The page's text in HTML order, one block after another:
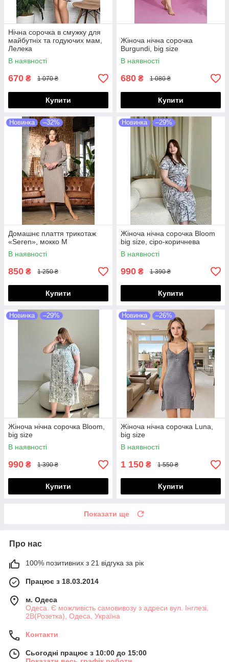
Нічна сорочка в смужку для
майбутніх та годуючих мам,
Лелека
В наявності
670 ₴ 1 070 ₴
Купити
Жіноча нічна сорочка
Burgundi, big size
В наявності
680 ₴ 1 080 ₴
Купити
Новинка –32%
Домашнє плаття трикотаж
«Seren», мокко M
В наявності
850 ₴ 1 250 ₴
Купити
Новинка –29%
Жіноча нічна сорочка Bloom
big size, сіро-коричнева
В наявності
990 ₴ 1 390 ₴
Купити
Новинка –29%
Жіноча нічна сорочка Bloom,
big size
В наявності
990 ₴ 1 390 ₴
Купити
Новинка –26%
Жіноча нічна сорочка Luna,
big size
В наявності
1 150 ₴ 1 550 ₴
Купити
Показати ще
Про нас
100% позитивних з 21 відгука за рік
Працює з 18.03.2014
м. Одеса
Одеса. Є можливість самовивозу з адреси вул. Інглезі,
2В(Розетка), Одеса, Україна
Контакти
Сьогодні працює з 10:00 до 15:00